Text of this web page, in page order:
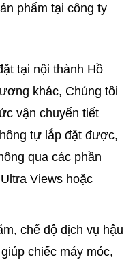
phẩm tại công ty
tại nội thành Hồ
khác, Chúng tôi
vận chuyển tiết
tự lắp đặt được,
qua các phần
Views hoặc
chế độ dịch vụ hậu
chiếc máy móc,